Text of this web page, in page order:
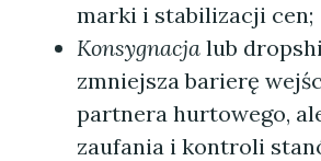
marki i stabilizacji cen;
Konsygnacja lub
zmniejsza barierę
partnera hurtowego,
zaufania i kontroli